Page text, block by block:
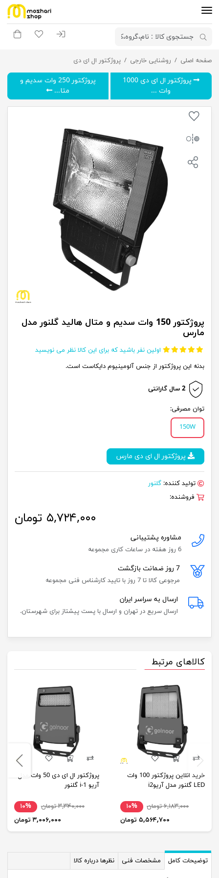
ورود به سیستم
لیست موردسبد
صفحه اصلی روشنایی خارجی پروژکتور ال ای دی پروژکتور 150 وات سدیم و متال هالید گلنور مدل مارس
پروژکتور ال ای دی 1000
وات ...
پروژکتور 250 وات سدیم و
متا...
پروژکتور 150 وات سدیم و متال هالید گلنور مدل
مارس
اولین نفر باشید که برای این کالا نظر می نویسید
بدنه این پروژکتور از جنس آلومینیوم دایکاست است.
2 سال گارانتی
توان مصرفی:
150W
پروژکتور ال ای دی مارس
تولید کننده: گلنور
فروشنده:
۵,۷۲۴,۰۰۰ تومان
مشاوره پشتیبانی
6 روز هفته در ساعات کاری مجموعه
7 روز ضمانت بازگشت
مرجوعی کالا تا 7 روز با تایید کارشناس فنی مجموعه
ارسال به سراسر ایران
ارسال سریع در تهران و ارسال با پست پیشتاز برای شهرستان.
کالاهای مرتبط
خرید انلاین پروژکتور 100 وات
LED گلنور مدل آریوi2
۶,۱۸۳,۰۰۰ تومان
۱۰%
۵,۵۶۴,۷۰۰ تومان
پروژکتور ال ای دی 50 وات مدل
آریو i-1 گلنور
۳,۳۴۰,۰۰۰ تومان
۱۰%
۳,۰۰۶,۰۰۰ تومان
توضیحات کامل مشخصات فنی نظرها درباره کالا